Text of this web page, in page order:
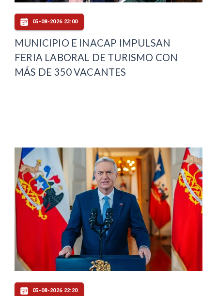
05-08-2026 23:00
MUNICIPIO E INACAP IMPULSAN
FERIA LABORAL DE TURISMO CON
MÁS DE 350 VACANTES
05-08-2026 22:20